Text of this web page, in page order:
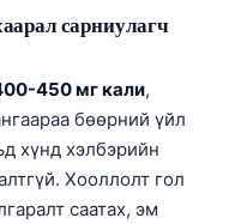
сарниулагч
450 мг кали,
бөөрний үйл
хүнд хэлбэрийн
Хооллолт гол
саатах, эм